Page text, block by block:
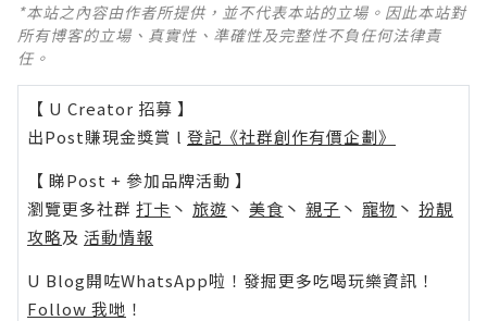
*本站之內容由作者所提供，並不代表本站的立場。因此本站對
所有博客的立場、真實性、準確性及完整性不負任何法律責
任。
【 U Creator 招募 】
出Post賺現金獎賞 l 登記《社群創作有價企劃》
【 睇Post + 參加品牌活動 】
瀏覽更多社群 打卡 丶 旅遊 丶 美食 丶 親子 丶 寵物 丶 扮靚
攻略及 活動情報
U Blog開咗WhatsApp啦！發掘更多吃喝玩樂資訊！
Follow 我哋 ！